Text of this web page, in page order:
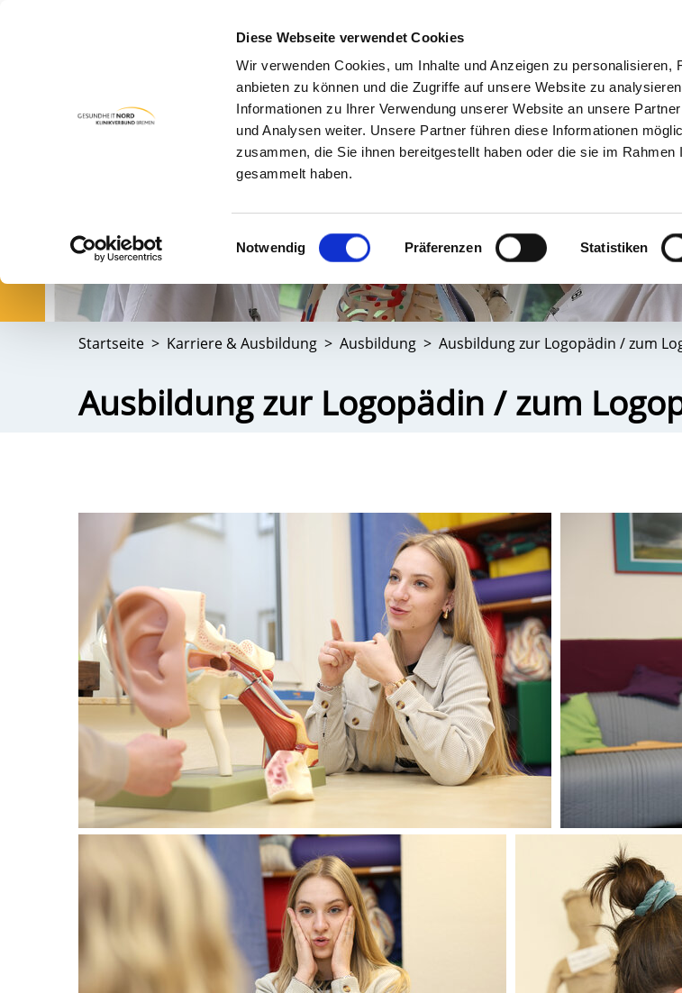
Diese Webseite verwendet Cookies
Wir verwenden Cookies, um Inhalte und Anzeigen zu personalisieren,
anbieten zu können und die Zugriffe auf unsere Website zu
Informationen zu Ihrer Verwendung unserer Website an unsere
und Analysen weiter. Unsere Partner führen diese Informationen
zusammen, die Sie ihnen bereitgestellt haben oder die sie im Rahmen
gesammelt haben.
Einwilligungsauswahl
Notwendig Präferenzen Statistiken
PATIENT & BESUCHER KRANKENHÄUSER &
Startseite Karriere & Ausbildung Ausbildung Ausbildung zur Logopädin / zum
Ausbildung zur Logopädin / zum